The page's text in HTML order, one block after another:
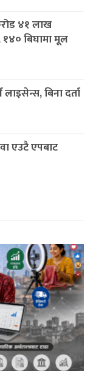
४१ लाख
१४० बिघामा मूल
बिना दर्ता
एउटै एपबाट